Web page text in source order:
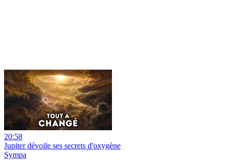
20:58
Jupiter dévoile ses secrets d'oxygène
Sympa